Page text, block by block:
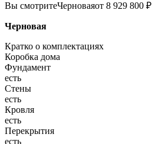
Вы смотритеЧерноваяот 8 929 800 ₽
Черновая
Кратко о комплектациях
Коробка дома
Фундамент
есть
Стены
есть
Кровля
есть
Перекрытия
есть